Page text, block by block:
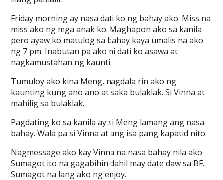
Friday morning ay nasa dati ko ng bahay ako. Miss na
miss ako ng mga anak ko. Maghapon ako sa kanila
pero ayaw ko matulog sa bahay kaya umalis na ako
ng 7 pm. Inabutan pa ako ni dati ko asawa at
nagkamustahan ng kaunti.
Tumuloy ako kina Meng, nagdala rin ako ng
kaunting kung ano ano at saka bulaklak. Si Vinna at
mahilig sa bulaklak.
Pagdating ko sa kanila ay si Meng lamang ang nasa
bahay. Wala pa si Vinna at ang isa pang kapatid nito.
Nagmessage ako kay Vinna na nasa bahay nila ako.
Sumagot ito na gagabihin dahil may date daw sa BF.
Sumagot na lang ako ng enjoy.